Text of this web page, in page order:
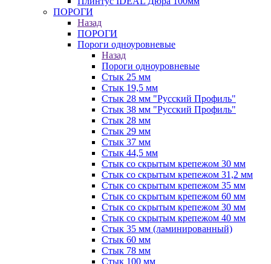
ПОРОГИ
Назад
ПОРОГИ
Пороги одноуровневые
Назад
Пороги одноуровневые
Стык 25 мм
Стык 19,5 мм
Стык 28 мм "Русский Профиль"
Стык 38 мм "Русский Профиль"
Стык 28 мм
Стык 29 мм
Стык 37 мм
Стык 44,5 мм
Стык со скрытым крепежом 30 мм
Стык со скрытым крепежом 31,2 мм
Стык со скрытым крепежом 35 мм
Стык со скрытым крепежом 60 мм
Стык со скрытым крепежом 30 мм
Стык со скрытым крепежом 40 мм
Стык 35 мм (ламинированный)
Стык 60 мм
Стык 78 мм
Стык 100 мм